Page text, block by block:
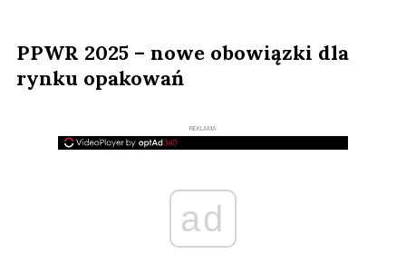
PPWR 2025 – nowe obowiązki dla
rynku opakowań
REKLAMA
ad